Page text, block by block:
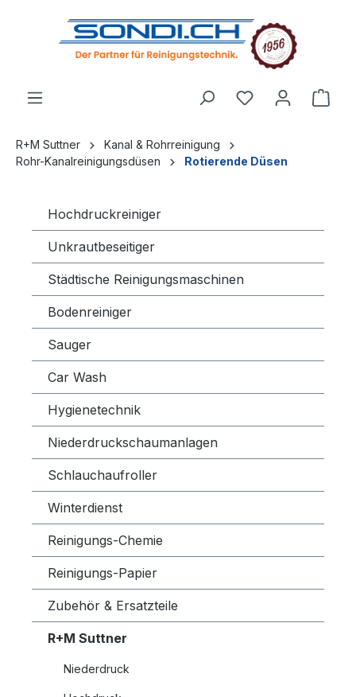
springen
R+M Suttner
Kanal & Rohrreinigung
Rohr-Kanalreinigungsdüsen
Rotierende Düsen
Hochdruckreiniger
Unkrautbeseitiger
Städtische Reinigungsmaschinen
Bodenreiniger
Sauger
Car Wash
Hygienetechnik
Niederdruckschaumanlagen
Schlauchaufroller
Winterdienst
Reinigungs-Chemie
Reinigungs-Papier
Zubehör & Ersatzteile
R+M Suttner
Niederdruck